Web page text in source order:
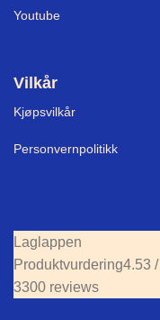
Youtube
Vilkår
Kjøpsvilkår
Personvernpolitikk
Laglappen
Produktvurdering4.53
3300 reviews